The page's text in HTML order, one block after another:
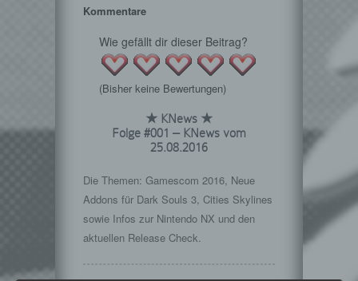
Kommentare
Wie gefällt dir dieser Beitrag?
(Bisher keine Bewertungen)
★ KNews ★
Folge #001 – KNews vom
25.08.2016
Die Themen: Gamescom 2016, Neue
Addons für Dark Souls 3, Cities Skylines
sowie Infos zur Nintendo NX und den
aktuellen Release Check.